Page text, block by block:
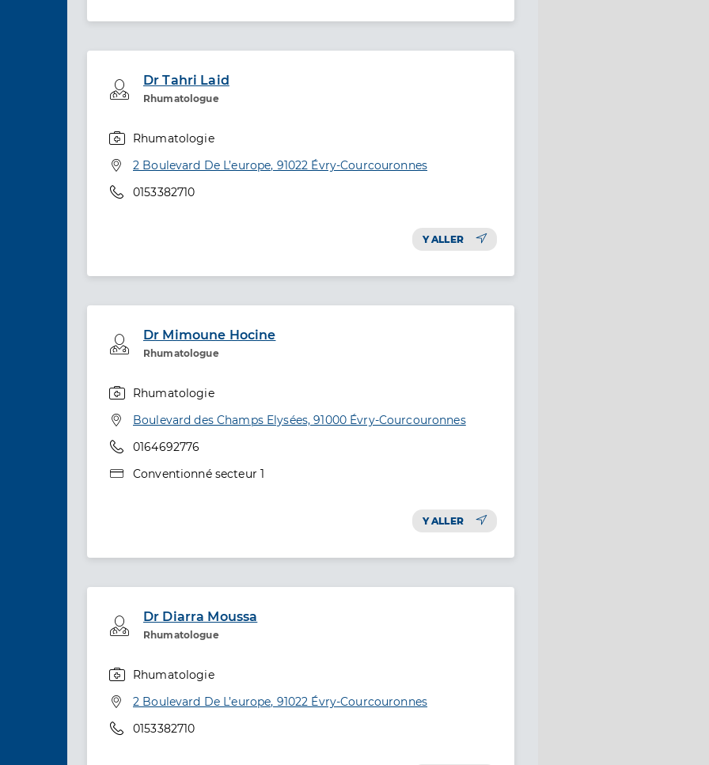
Dr Tahri Laid
Rhumatologue
Professionel de santé
Rhumatologie
Adresse
2 Boulevard De L’europe, 91022 Évry-Courcouronnes
Téléphone
0153382710
Y ALLER
Dr Mimoune Hocine
Rhumatologue
Professionel de santé
Rhumatologie
Adresse
Boulevard des Champs Elysées, 91000 Évry-Courcouronnes
Téléphone
0164692776
Type de convention
Conventionné secteur 1
Y ALLER
Dr Diarra Moussa
Rhumatologue
Professionel de santé
Rhumatologie
Adresse
2 Boulevard De L’europe, 91022 Évry-Courcouronnes
Téléphone
0153382710